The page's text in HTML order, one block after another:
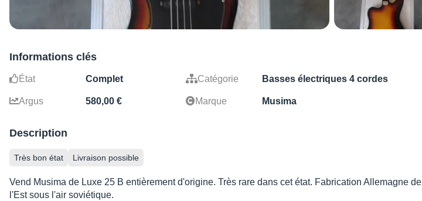
Informations clés
État Complet Catégorie Basses électriques 4 cordes
Argus 580,00 € Marque Musima
Description
Très bon état Livraison possible
Vend Musima de Luxe 25 B entièrement d'origine. Très rare dans cet état. Fabrication Allemagne de
l'Est sous l'air soviétique.